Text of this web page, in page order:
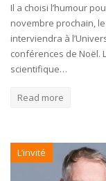
Il a choisi l’humour
novembre prochain,
interviendra à
conférences de Noël.
scientifique…
Read more
L’invité